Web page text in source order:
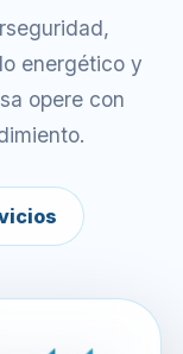
energético y
opere con